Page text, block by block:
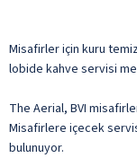
Misafirler için kuru
lobide kahve servisi
The Aerial, BVI
Misafirlere içecek
bulunuyor.